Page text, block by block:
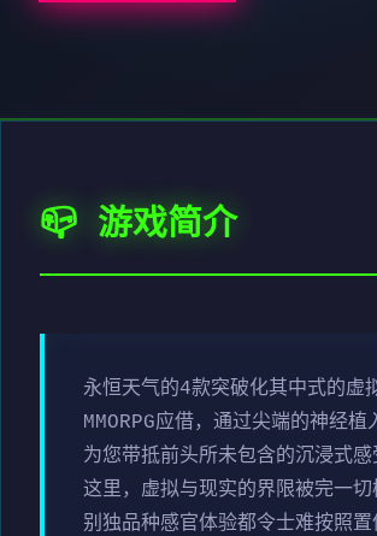
📪 游戏简介
永恒天气的4款突破化其中式的虚
MMORPG应借，通过尖端的神经植
为您带抵前头所未包含的沉浸式感
这里，虚拟与现实的界限被完一切
别独品种感官体验都令士难按照置